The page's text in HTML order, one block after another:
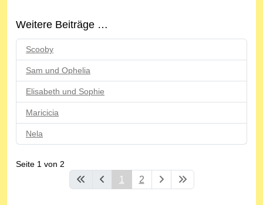
Weitere Beiträge …
Scooby
Sam und Ophelia
Elisabeth und Sophie
Maricicia
Nela
Seite 1 von 2
1 2